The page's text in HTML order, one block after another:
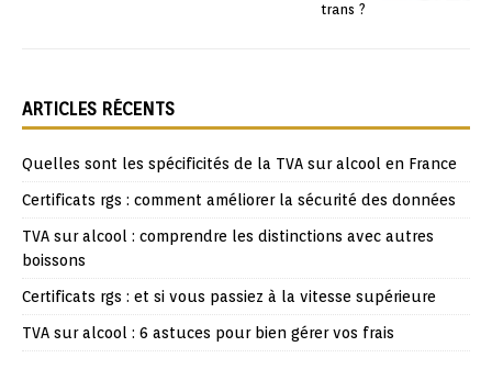
trans ?
ARTICLES RÉCENTS
Quelles sont les spécificités de la TVA sur alcool en France
Certificats rgs : comment améliorer la sécurité des données
TVA sur alcool : comprendre les distinctions avec autres
boissons
Certificats rgs : et si vous passiez à la vitesse supérieure
TVA sur alcool : 6 astuces pour bien gérer vos frais